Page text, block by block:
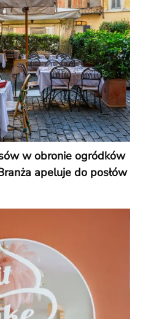
w obronie ogródków
apeluje do posłów